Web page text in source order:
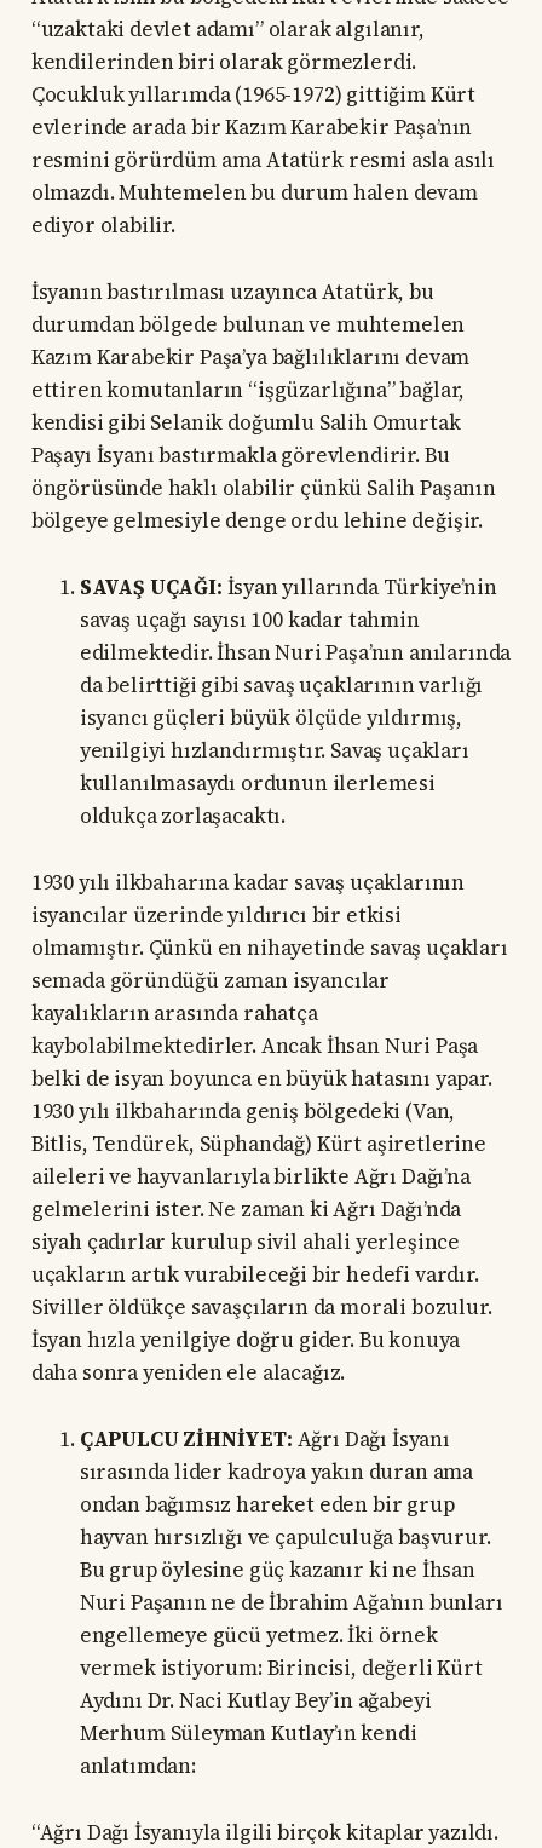
“uzaktaki devlet adamı” olarak algılanır,
kendilerinden biri olarak görmezlerdi.
Çocukluk yıllarımda (1965-1972) gittiğim Kürt
evlerinde arada bir Kazım Karabekir Paşa’nın
resmini görürdüm ama Atatürk resmi asla asılı
olmazdı. Muhtemelen bu durum halen devam
ediyor olabilir.
İsyanın bastırılması uzayınca Atatürk, bu
durumdan bölgede bulunan ve muhtemelen
Kazım Karabekir Paşa’ya bağlılıklarını devam
ettiren komutanların “işgüzarlığına” bağlar,
kendisi gibi Selanik doğumlu Salih Omurtak
Paşayı İsyanı bastırmakla görevlendirir. Bu
öngörüsünde haklı olabilir çünkü Salih Paşanın
bölgeye gelmesiyle denge ordu lehine değişir.
SAVAŞ UÇAĞI: İsyan yıllarında Türkiye’nin
savaş uçağı sayısı 100 kadar tahmin
edilmektedir. İhsan Nuri Paşa’nın anılarında
da belirttiği gibi savaş uçaklarının varlığı
isyancı güçleri büyük ölçüde yıldırmış,
yenilgiyi hızlandırmıştır. Savaş uçakları
kullanılmasaydı ordunun ilerlemesi
oldukça zorlaşacaktı.
1930 yılı ilkbaharına kadar savaş uçaklarının
isyancılar üzerinde yıldırıcı bir etkisi
olmamıştır. Çünkü en nihayetinde savaş uçakları
semada göründüğü zaman isyancılar
kayalıkların arasında rahatça
kaybolabilmektedirler. Ancak İhsan Nuri Paşa
belki de isyan boyunca en büyük hatasını yapar.
1930 yılı ilkbaharında geniş bölgedeki (Van,
Bitlis, Tendürek, Süphandağ) Kürt aşiretlerine
aileleri ve hayvanlarıyla birlikte Ağrı Dağı’na
gelmelerini ister. Ne zaman ki Ağrı Dağı’nda
siyah çadırlar kurulup sivil ahali yerleşince
uçakların artık vurabileceği bir hedefi vardır.
Siviller öldükçe savaşçıların da morali bozulur.
İsyan hızla yenilgiye doğru gider. Bu konuya
daha sonra yeniden ele alacağız.
ÇAPULCU ZİHNİYET: Ağrı Dağı İsyanı
sırasında lider kadroya yakın duran ama
ondan bağımsız hareket eden bir grup
hayvan hırsızlığı ve çapulculuğa başvurur.
Bu grup öylesine güç kazanır ki ne İhsan
Nuri Paşanın ne de İbrahim Ağa’nın bunları
engellemeye gücü yetmez. İki örnek
vermek istiyorum: Birincisi, değerli Kürt
Aydını Dr. Naci Kutlay Bey’in ağabeyi
Merhum Süleyman Kutlay’ın kendi
anlatımdan:
“Ağrı Dağı İsyanıyla ilgili birçok kitaplar yazıldı.